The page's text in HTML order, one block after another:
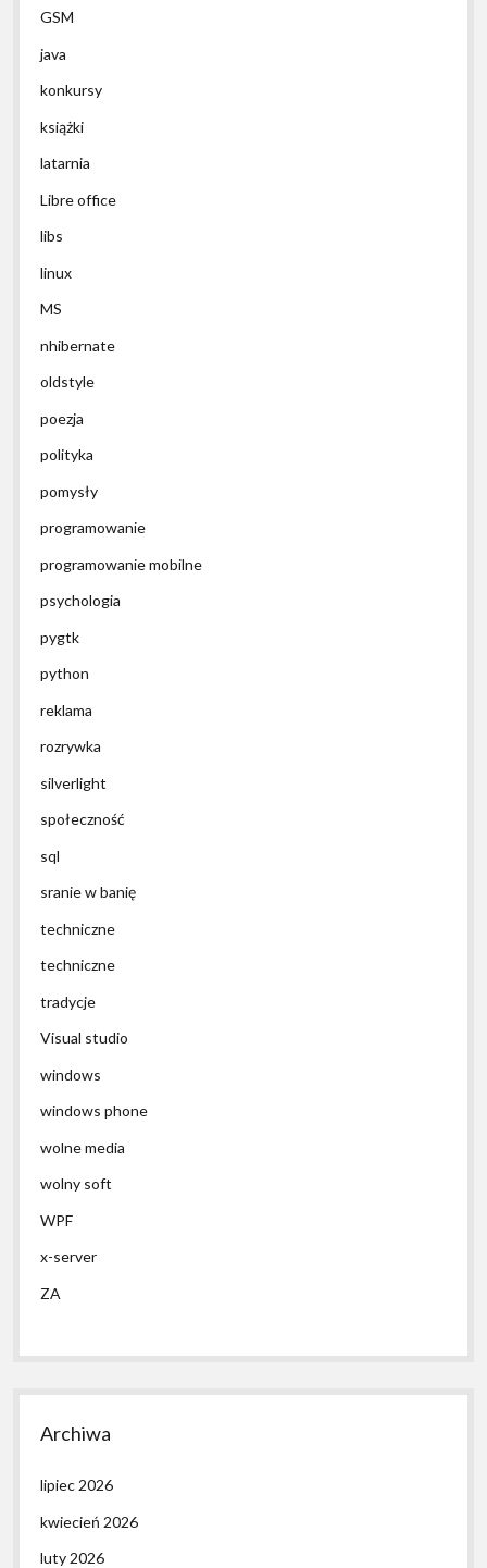
GSM
java
konkursy
książki
latarnia
Libre office
libs
linux
MS
nhibernate
oldstyle
poezja
polityka
pomysły
programowanie
programowanie mobilne
psychologia
pygtk
python
reklama
rozrywka
silverlight
społeczność
sql
sranie w banię
techniczne
techniczne
tradycje
Visual studio
windows
windows phone
wolne media
wolny soft
WPF
x-server
ZA
Archiwa
lipiec 2026
kwiecień 2026
luty 2026